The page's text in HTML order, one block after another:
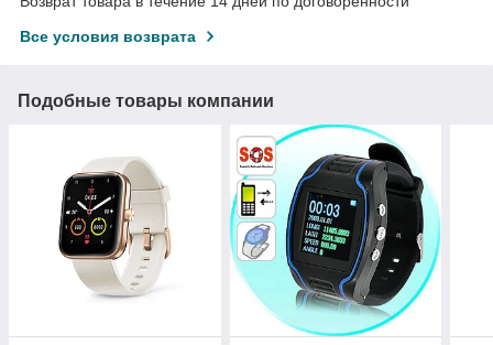
Все условия возврата
Подобные товары компании